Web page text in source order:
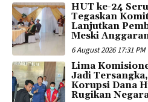
HUT ke-24
Tegaskan
Lanjutkan
Meski
6 August 2026 17:31 PM
Lima
Jadi
Korupsi Dana
Rugikan